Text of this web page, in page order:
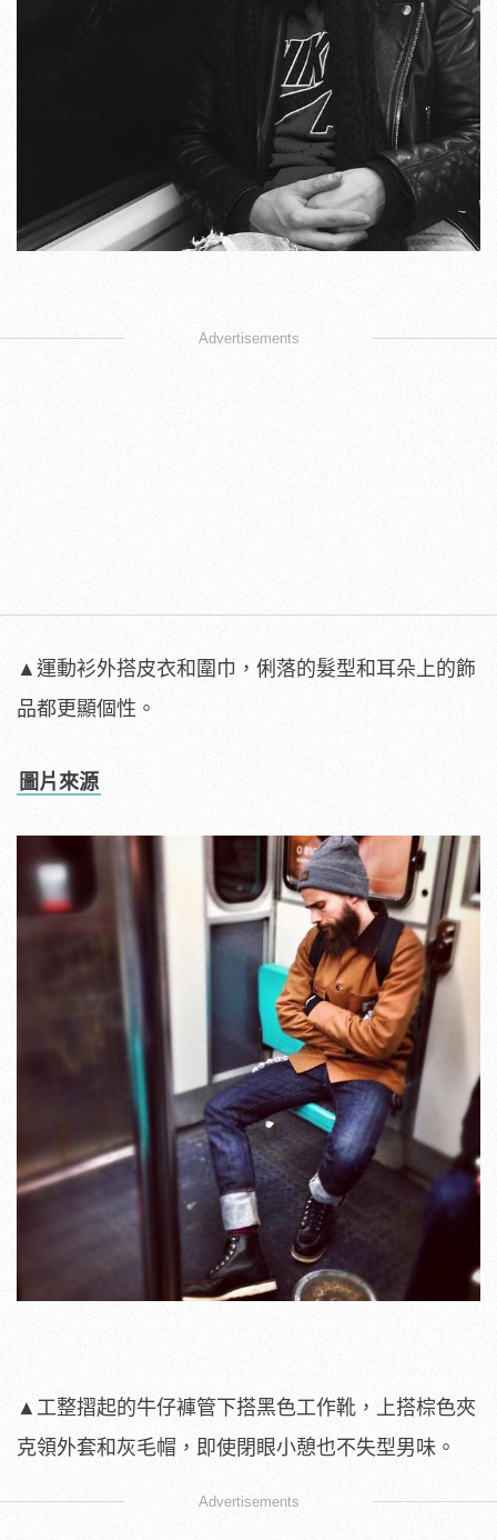
Advertisements
▲運動衫外搭皮衣和圍巾，俐落的髮型和耳朵上的飾
品都更顯個性。
圖片來源
▲工整摺起的牛仔褲管下搭黑色工作靴，上搭棕色夾
克領外套和灰毛帽，即使閉眼小憩也不失型男味。
Advertisements